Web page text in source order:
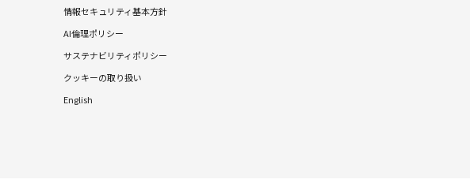
情報セキュリティ基本方針
AI倫理ポリシー
サステナビリティポリシー
クッキーの取り扱い
English